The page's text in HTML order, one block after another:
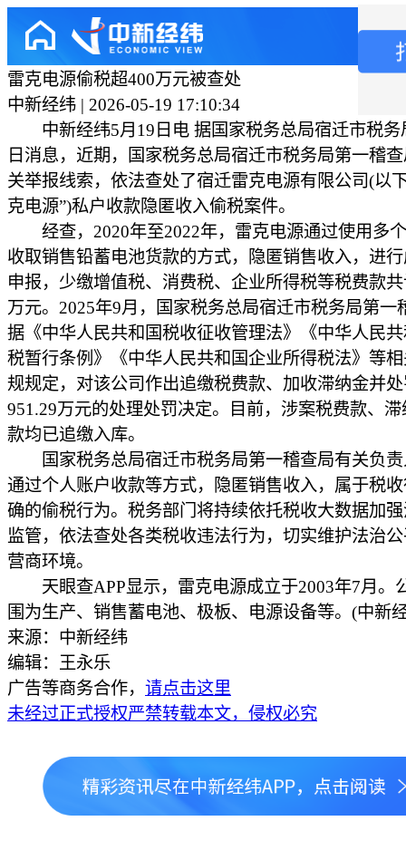
雷克电源偷税超400万元被查处
中新经纬 | 2026-05-19 17:10:34
中新经纬5月19日电 据国家税务总局宿迁市税务
日消息，近期，国家税务总局宿迁市税务局第一稽
关举报线索，依法查处了宿迁雷克电源有限公司(以
克电源”)私户收款隐匿收入偷税案件。
经查，2020年至2022年，雷克电源通过使用多
收取销售铅蓄电池货款的方式，隐匿销售收入，进
申报，少缴增值税、消费税、企业所得税等税费款共
万元。2025年9月，国家税务总局宿迁市税务局第一
据《中华人民共和国税收征收管理法》《中华人民
税暂行条例》《中华人民共和国企业所得税法》等
规规定，对该公司作出追缴税费款、加收滞纳金并
951.29万元的处理处罚决定。目前，涉案税费款、
款均已追缴入库。
国家税务总局宿迁市税务局第一稽查局有关负责
通过个人账户收款等方式，隐匿销售收入，属于税
确的偷税行为。税务部门将持续依托税收大数据加
监管，依法查处各类税收违法行为，切实维护法治
营商环境。
天眼查APP显示，雷克电源成立于2003年7月。
围为生产、销售蓄电池、极板、电源设备等。(中新
来源：中新经纬
编辑：王永乐
广告等商务合作， 请点击这里
未经过正式授权严禁转载本文，侵权必究